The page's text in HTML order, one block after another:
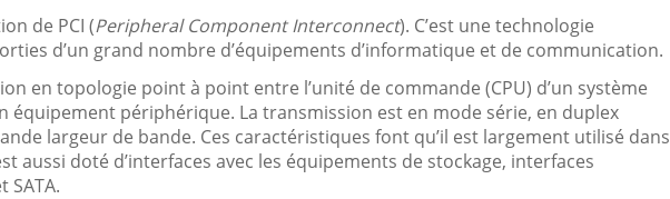
de PCI (Peripheral Component Interconnect). C’est une technologie
d’un grand nombre d’équipements d’informatique et de communication.
en topologie point à point entre l’unité de commande (CPU) d’un système
équipement périphérique. La transmission est en mode série, en duplex
largeur de bande. Ces caractéristiques font qu’il est largement utilisé dans
aussi doté d’interfaces avec les équipements de stockage, interfaces
SATA.